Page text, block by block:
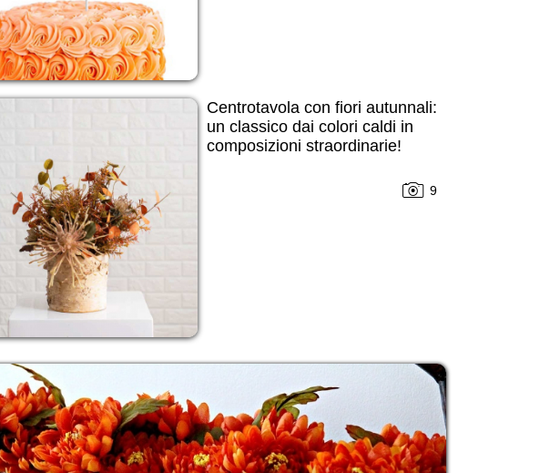
Centrotavola con fiori autunnali:
un classico dai colori caldi in
composizioni straordinarie!
9